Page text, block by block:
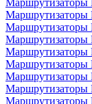
Маршрутизаторы
Маршрутизаторы
Маршрутизаторы
Маршрутизаторы
Маршрутизаторы
Маршрутизаторы
Маршрутизаторы
Маршрутизаторы
Маршрутизаторы